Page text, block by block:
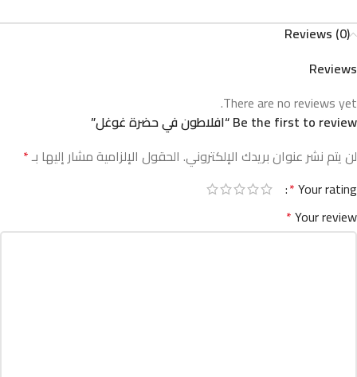
Reviews (0)
Reviews
There are no reviews yet.
Be the first to review “افلاطون في حضرة غوغل”
لن يتم نشر عنوان بريدك الإلكتروني. الحقول الإلزامية مشار إليها بـ*
Your rating
*
Your review
*